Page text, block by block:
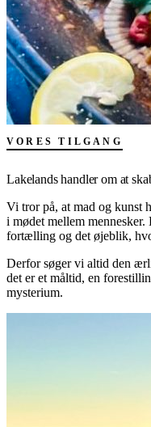
VORES TILGANG
Lakelands handler om at
Vi tror på, at mad og kunst
i mødet mellem
fortælling og det øjeblik,
Derfor søger vi altid den
det er et måltid, en
mysterium.